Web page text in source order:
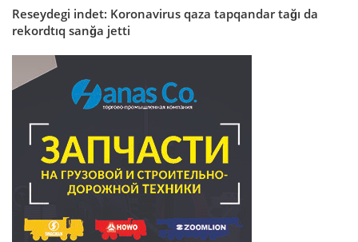
Reseydegi indet: Koronavirus qaza tapqandar tağı da
rekordtıq sanğa jetti